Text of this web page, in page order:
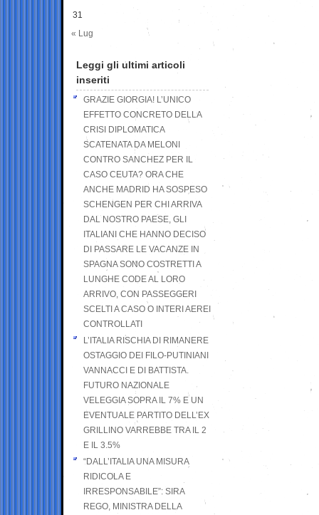
31
« Lug
Leggi gli ultimi articoli
inseriti
GRAZIE GIORGIA! L’UNICO
EFFETTO CONCRETO DELLA
CRISI DIPLOMATICA
SCATENATA DA MELONI
CONTRO SANCHEZ PER IL
CASO CEUTA? ORA CHE
ANCHE MADRID HA SOSPESO
SCHENGEN PER CHI ARRIVA
DAL NOSTRO PAESE, GLI
ITALIANI CHE HANNO DECISO
DI PASSARE LE VACANZE IN
SPAGNA SONO COSTRETTI A
LUNGHE CODE AL LORO
ARRIVO, CON PASSEGGERI
SCELTI A CASO O INTERI AEREI
CONTROLLATI
L’ITALIA RISCHIA DI RIMANERE
OSTAGGIO DEI FILO-PUTINIANI
VANNACCI E DI BATTISTA.
FUTURO NAZIONALE
VELEGGIA SOPRA IL 7% E UN
EVENTUALE PARTITO DELL’EX
GRILLINO VARREBBE TRA IL 2
E IL 3.5%
“DALL’ITALIA UNA MISURA
RIDICOLA E
IRRESPONSABILE”: SIRA
REGO, MINISTRA DELLA